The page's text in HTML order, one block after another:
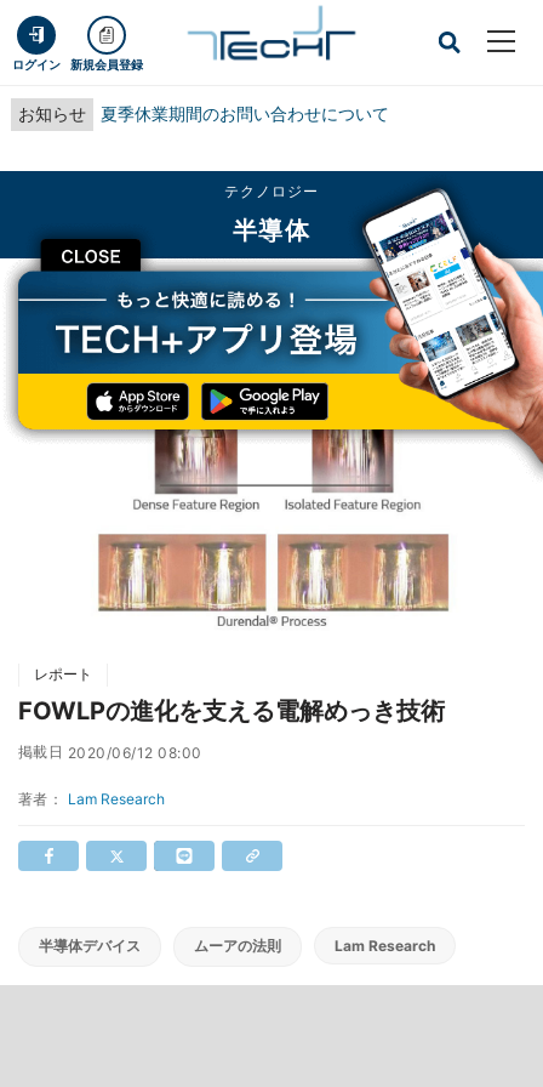
ログイン 新規会員登録
お知らせ 夏季休業期間のお問い合わせについて
CLOSE
テクノロジー
半導体
TECH+ テクノロジー 半導体 FOWLPの進化を支える電解めっき技術
レポート
FOWLPの進化を支える電解めっき技術
掲載日 2020/06/12 08:00
著者： Lam Research
半導体デバイス ムーアの法則 Lam Research